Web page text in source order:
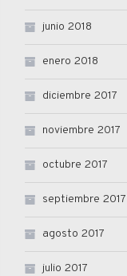
junio 2018
enero 2018
diciembre 2017
noviembre 2017
octubre 2017
septiembre 2017
agosto 2017
julio 2017